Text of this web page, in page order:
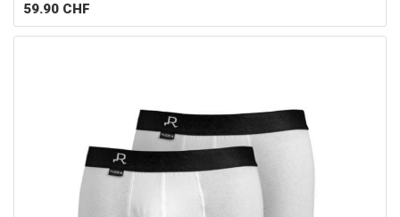
59.90 CHF